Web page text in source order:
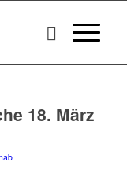
18. März